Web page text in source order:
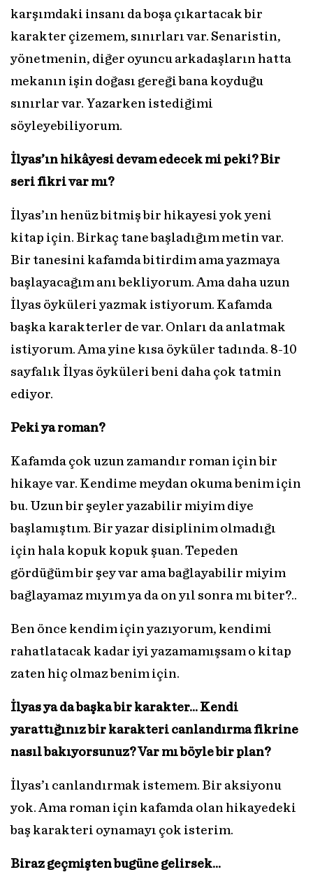
karşımdaki insanı da boşa çıkartacak bir
karakter çizemem, sınırları var. Senaristin,
yönetmenin, diğer oyuncu arkadaşların hatta
mekanın işin doğası gereği bana koyduğu
sınırlar var. Yazarken istediğimi
söyleyebiliyorum.
İlyas’ın hikâyesi devam edecek mi peki? Bir
seri fikri var mı?
İlyas’ın henüz bitmiş bir hikayesi yok yeni
kitap için. Birkaç tane başladığım metin var.
Bir tanesini kafamda bitirdim ama yazmaya
başlayacağım anı bekliyorum. Ama daha uzun
İlyas öyküleri yazmak istiyorum. Kafamda
başka karakterler de var. Onları da anlatmak
istiyorum. Ama yine kısa öyküler tadında. 8-10
sayfalık İlyas öyküleri beni daha çok tatmin
ediyor.
Peki ya roman?
Kafamda çok uzun zamandır roman için bir
hikaye var. Kendime meydan okuma benim için
bu. Uzun bir şeyler yazabilir miyim diye
başlamıştım. Bir yazar disiplinim olmadığı
için hala kopuk kopuk şuan. Tepeden
gördüğüm bir şey var ama bağlayabilir miyim
bağlayamaz mıyım ya da on yıl sonra mı biter?..
Ben önce kendim için yazıyorum, kendimi
rahatlatacak kadar iyi yazamamışsam o kitap
zaten hiç olmaz benim için.
İlyas ya da başka bir karakter… Kendi
yarattığınız bir karakteri canlandırma fikrine
nasıl bakıyorsunuz? Var mı böyle bir plan?
İlyas’ı canlandırmak istemem. Bir aksiyonu
yok. Ama roman için kafamda olan hikayedeki
baş karakteri oynamayı çok isterim.
Biraz geçmişten bugüne gelirsek…